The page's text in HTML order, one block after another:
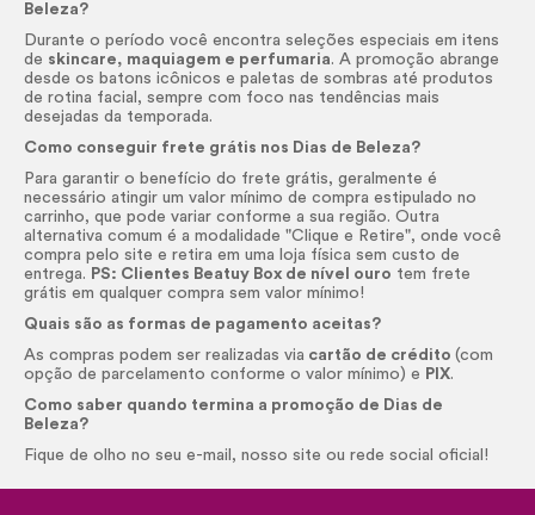
Beleza?
Durante o período você encontra seleções especiais em itens
de skincare, maquiagem e perfumaria. A promoção abrange
desde os batons icônicos e paletas de sombras até produtos
de rotina facial, sempre com foco nas tendências mais
desejadas da temporada.
Como conseguir frete grátis nos Dias de Beleza?
Para garantir o benefício do frete grátis, geralmente é
necessário atingir um valor mínimo de compra estipulado no
carrinho, que pode variar conforme a sua região. Outra
alternativa comum é a modalidade "Clique e Retire", onde você
compra pelo site e retira em uma loja física sem custo de
entrega. PS: Clientes Beatuy Box de nível ouro tem frete
grátis em qualquer compra sem valor mínimo!
Quais são as formas de pagamento aceitas?
As compras podem ser realizadas via cartão de crédito(com
opção de parcelamento conforme o valor mínimo) e PIX.
Como saber quando termina a promoção de Dias de
Beleza?
Fique de olho no seu e-mail, nosso site ou rede social oficial!